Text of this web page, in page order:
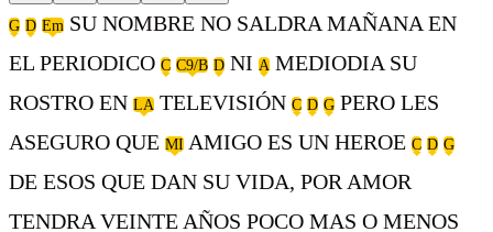
G D Em SU NOMBRE NO SALDRA MAÑANA EN
EL PERIODICO C C9/B D NI A MEDIODIA SU
ROSTRO EN LA TELEVISIÓN C D G PERO LES
ASEGURO QUE MI AMIGO ES UN HEROE C D G
DE ESOS QUE DAN SU VIDA, POR AMOR
TENDRA VEINTE AÑOS POCO MAS O MENOS